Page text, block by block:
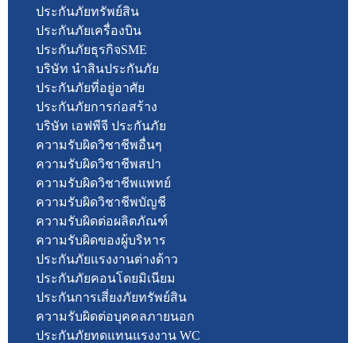
ประกันภัยทรัพย์สิน
ประกันภัยเครื่องบิน
ประกันภัยธุรกิจSME
บริษัท นำสินประกันภัย
ประกันภัยที่อยู่อาศัย
ประกันภัยการก่อสร้าง
บริษัท เอฟพีจี ประกันภัย
ความรับผิดวิชาชีพอื่นๆ
ความรับผิดวิชาชีพสปา
ความรับผิดวิชาชีพแพทย์
ความรับผิดวิชาชีพบัญชี
ความรับผิดต่อผลิตภัณฑ์
ความรับผิดของผู้บริหาร
ประกันภัยแรงงานต่างด้าว
ประกันภัยคอนโดยมิเนียม
ประกันการเสี่ยงภัยทรัพย์สิน
ความรับผิดต่อบุคคลภายนอก
ประกันภัยทดแทนแรงงาน WC